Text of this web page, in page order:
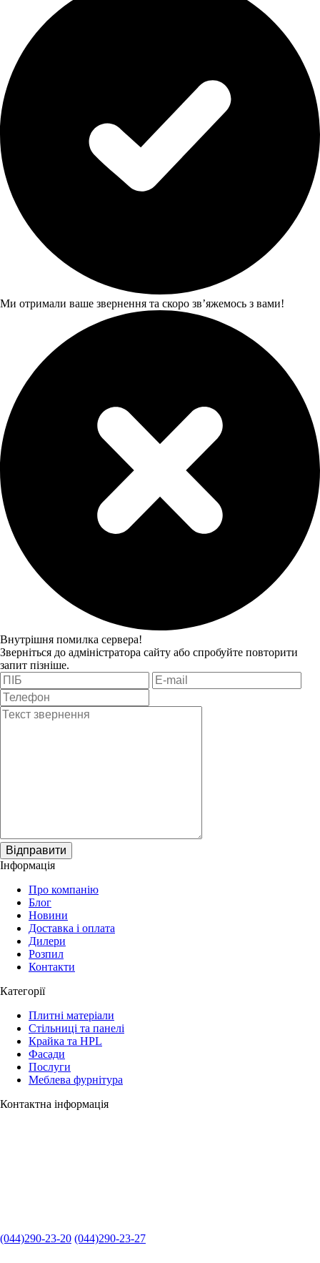
Ми отримали ваше звернення та скоро звʼяжемось з вами!
Внутрішня помилка сервера!
Зверніться до адміністратора сайту або спробуйте повторити
запит пізніше.
Відправити
Інформація
Про компанію
Блог
Новини
Доставка і оплата
Дилери
Розпил
Контакти
Категорії
Плитні матеріали
Стільниці та панелі
Крайка та HPL
Фасади
Послуги
Меблева фурнітура
Контактна інформація
(044)290-23-20 (044)290-23-27